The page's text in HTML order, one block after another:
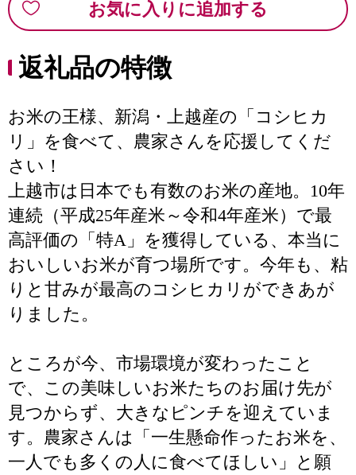
お気に入りに追加する
返礼品の特徴
お米の王様、新潟・上越産の「コシヒカ
リ」を食べて、農家さんを応援してくだ
さい！
上越市は日本でも有数のお米の産地。10年
連続（平成25年産米～令和4年産米）で最
高評価の「特A」を獲得している、本当に
おいしいお米が育つ場所です。今年も、粘
りと甘みが最高のコシヒカリができあが
りました。
ところが今、市場環境が変わったこと
で、この美味しいお米たちのお届け先が
見つからず、大きなピンチを迎えていま
す。農家さんは「一生懸命作ったお米を、
一人でも多くの人に食べてほしい」と願